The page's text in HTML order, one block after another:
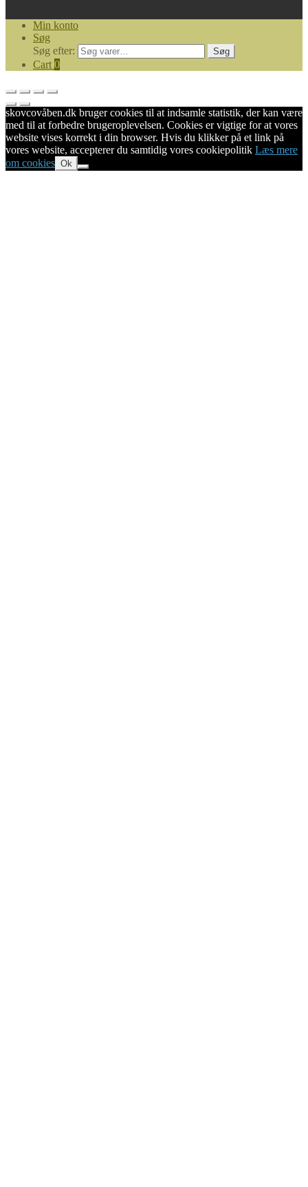
Min konto
Søg
Søg efter:
Søg
Cart 0
skovcovåben.dk bruger cookies til at indsamle statistik, der kan være
med til at forbedre brugeroplevelsen. Cookies er vigtige for at vores
website vises korrekt i din browser. Hvis du klikker på et link på
vores website, accepterer du samtidig vores cookiepolitik Læs mere
om cookies Ok